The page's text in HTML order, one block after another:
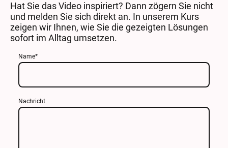
Hat Sie das Video inspiriert? Dann zögern Sie nicht
und melden Sie sich direkt an. In unserem Kurs
zeigen wir Ihnen, wie Sie die gezeigten Lösungen
sofort im Alltag umsetzen.
Name*
Nachricht